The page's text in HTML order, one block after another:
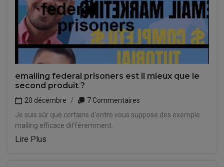
emailing federal prisoners est il mieux que le
second produit ?
20 décembre
7 Commentaires
Je suis sûr que certains d'entre vous suppose des exemple
mailing efficace différemment.
Lire Plus